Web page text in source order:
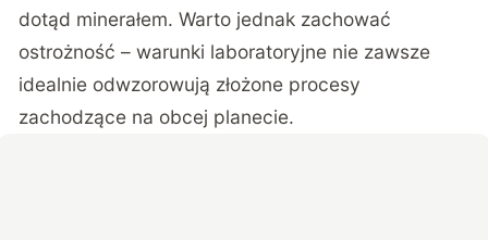
dotąd minerałem. Warto jednak zachować
ostrożność – warunki laboratoryjne nie zawsze
idealnie odwzorowują złożone procesy
zachodzące na obcej planecie.